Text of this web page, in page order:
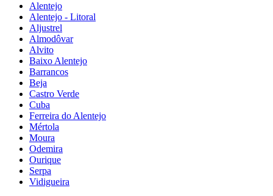
Alentejo
Alentejo - Litoral
Aljustrel
Almodôvar
Alvito
Baixo Alentejo
Barrancos
Beja
Castro Verde
Cuba
Ferreira do Alentejo
Mértola
Moura
Odemira
Ourique
Serpa
Vidigueira